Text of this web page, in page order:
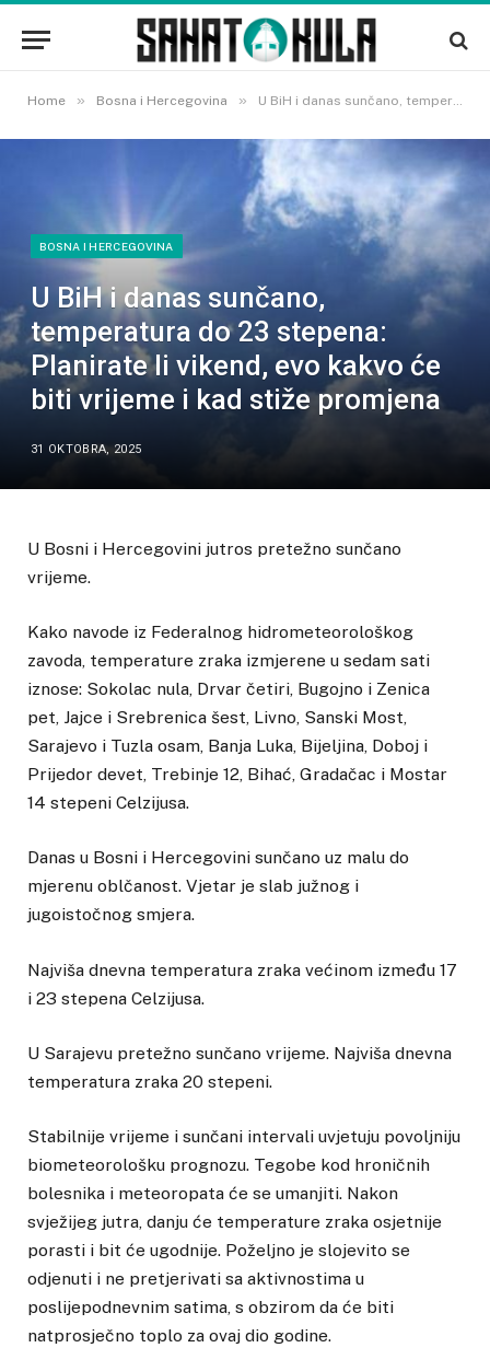
Home » Bosna i Hercegovina » U BiH i danas sunčano, temperatura do 23 stepena: Planirate li vikend, evo kakvo će biti vrijeme i kad stiže promjena
BOSNA I HERCEGOVINA
U BiH i danas sunčano,
temperatura do 23 stepena:
Planirate li vikend, evo kakvo će
biti vrijeme i kad stiže promjena
31 OKTOBRA, 2025
U Bosni i Hercegovini jutros pretežno sunčano
vrijeme.
Kako navode iz Federalnog hidrometeorološkog
zavoda, temperature zraka izmjerene u sedam sati
iznose: Sokolac nula, Drvar četiri, Bugojno i Zenica
pet, Jajce i Srebrenica šest, Livno, Sanski Most,
Sarajevo i Tuzla osam, Banja Luka, Bijeljina, Doboj i
Prijedor devet, Trebinje 12, Bihać, Gradačac i Mostar
14 stepeni Celzijusa.
Danas u Bosni i Hercegovini sunčano uz malu do
mjerenu oblčanost. Vjetar je slab južnog i
jugoistočnog smjera.
Najviša dnevna temperatura zraka većinom između 17
i 23 stepena Celzijusa.
U Sarajevu pretežno sunčano vrijeme. Najviša dnevna
temperatura zraka 20 stepeni.
Stabilnije vrijeme i sunčani intervali uvjetuju povoljniju
biometeorološku prognozu. Tegobe kod hroničnih
bolesnika i meteoropata će se umanjiti. Nakon
svježijeg jutra, danju će temperature zraka osjetnije
porasti i bit će ugodnije. Poželjno je slojevito se
odjenuti i ne pretjerivati sa aktivnostima u
poslijepodnevnim satima, s obzirom da će biti
natprosječno toplo za ovaj dio godine.